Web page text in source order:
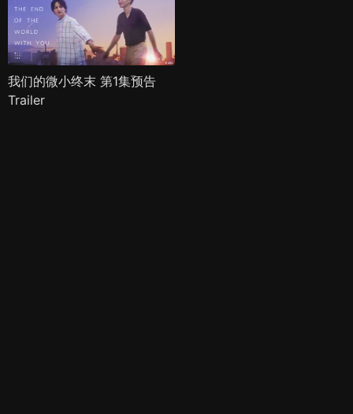
我们的微小终末 第1集预告
Trailer